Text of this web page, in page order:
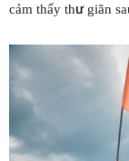
cảm thấy thư giãn